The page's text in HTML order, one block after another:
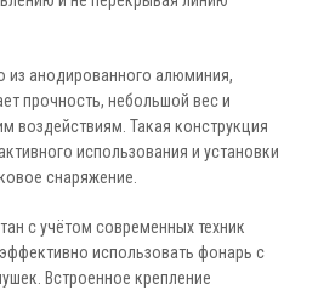
из анодированного алюминия,
прочность, небольшой вес и
воздействиям. Такая конструкция
использования и установки
снаряжение.
с учётом современных техник
использовать фонарь с
Встроенное крепление